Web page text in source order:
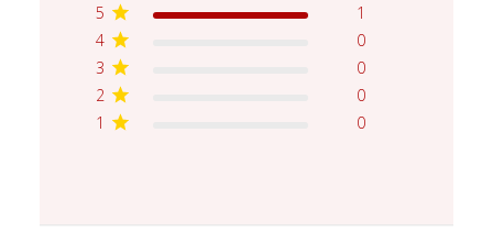
5
1
4
0
3
0
2
0
1
0